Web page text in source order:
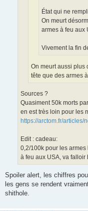
État qui ne
On meurt
armes à feu aux
Vivement la fin
On meurt aussi plus
tête que des armes
Sources ?
Quasiment 50k morts
en est très loin pour les
https://arctom.fr/articles/
Edit : cadeau:
0,2/100k pour les
à feu aux USA, va
Spoiler alert, les chiffres
les gens se rendent
shithole.